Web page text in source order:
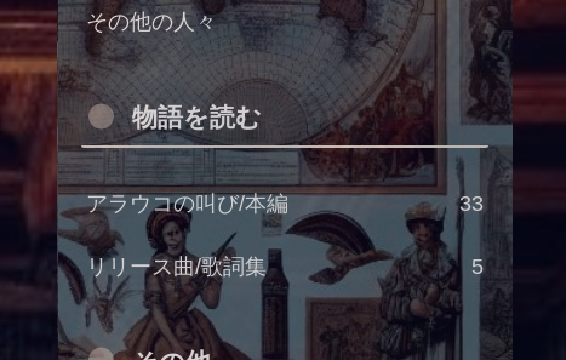
その他の人々
物語を読む
アラウコの叫び/本編 33
リリース曲/歌詞集 5